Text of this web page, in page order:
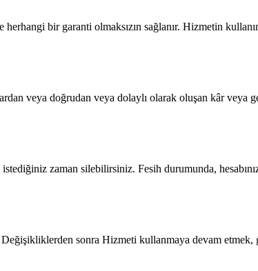
bir garanti olmaksızın sağlanır. Hizmetin
veya doğrudan veya dolaylı olarak oluşan kâr veya
zaman silebilirsiniz. Fesih durumunda,
sonra Hizmeti kullanmaya devam etmek,